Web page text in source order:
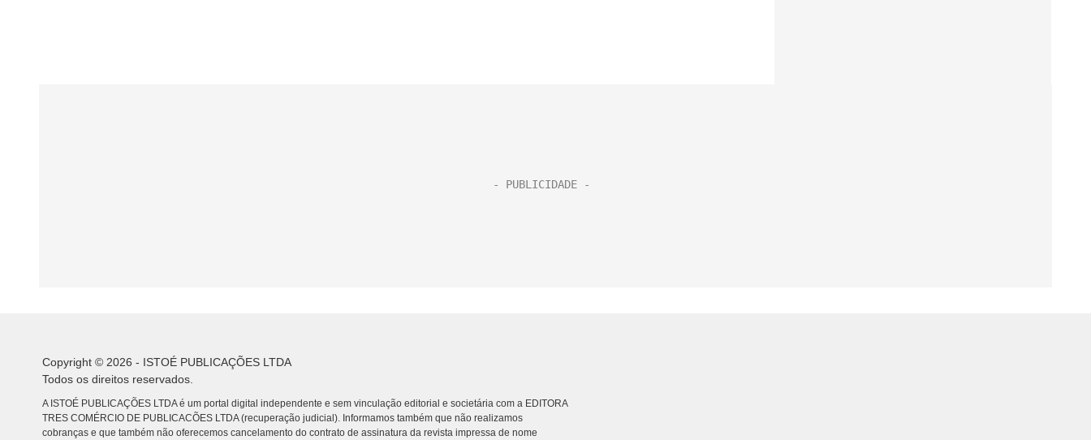
Copyright © 2026 - ISTOÉ PUBLICAÇÕES LTDA
Todos os direitos reservados.
A ISTOÉ PUBLICAÇÕES LTDA é um portal digital independente e sem vinculação editorial e societária com a EDITORA
TRES COMÉRCIO DE PUBLICACÕES LTDA (recuperação judicial). Informamos também que não realizamos
cobranças e que também não oferecemos cancelamento do contrato de assinatura da revista impressa de nome